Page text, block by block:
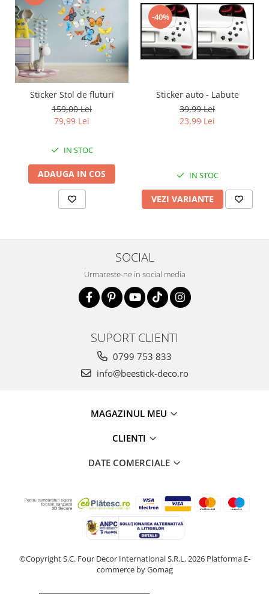
Sticker Stol de fluturi
159,00 Lei
79,99 Lei
IN STOC
ADAUGA IN COS
-40%
Sticker auto - Labute
39,99 Lei
23,99 Lei
IN STOC
VEZI VARIANTE
SOCIAL
Urmareste-ne in social media
SUPORT CLIENTI
0799 753 833
info@beestick-deco.ro
MAGAZINUL MEU
CLIENTI
DATE COMERCIALE
©Copyright S.C. Four Decor International S.R.L. 2026 Platforma E-
commerce by Gomag